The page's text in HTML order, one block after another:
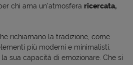
chi ama un’atmosfera ricercata,
richiamano la tradizione, come
più moderni e minimalisti,
sua capacità di emozionare. Che si